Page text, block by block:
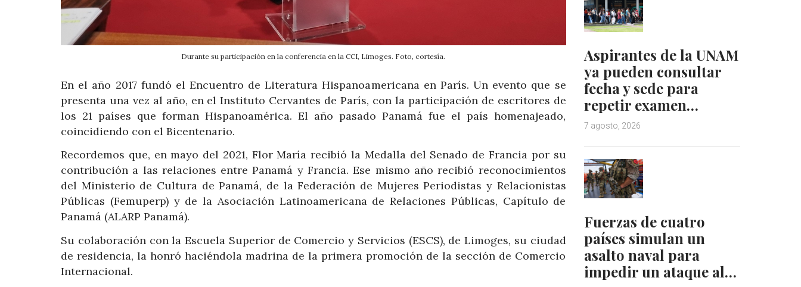
Durante su participación en la conferencia en la CCI, Limoges. Foto, cortesía.
En el año 2017 fundó el Encuentro de Literatura Hispanoamericana en París. Un evento que se
presenta una vez al año, en el Instituto Cervantes de París, con la participación de escritores de
los 21 países que forman Hispanoamérica. El año pasado Panamá fue el país homenajeado,
coincidiendo con el Bicentenario.
Recordemos que, en mayo del 2021, Flor María recibió la Medalla del Senado de Francia por su
contribución a las relaciones entre Panamá y Francia. Ese mismo año recibió reconocimientos
del Ministerio de Cultura de Panamá, de la Federación de Mujeres Periodistas y Relacionistas
Públicas (Femuperp) y de la Asociación Latinoamericana de Relaciones Públicas, Capítulo de
Panamá (ALARP Panamá).
Su colaboración con la Escuela Superior de Comercio y Servicios (ESCS), de Limoges, su ciudad
de residencia, la honró haciéndola madrina de la primera promoción de la sección de Comercio
Internacional.
Aspirantes de la UNAM
ya pueden consultar
fecha y sede para
repetir examen…
7 agosto, 2026
Fuerzas de cuatro
países simulan un
asalto naval para
impedir un ataque al…